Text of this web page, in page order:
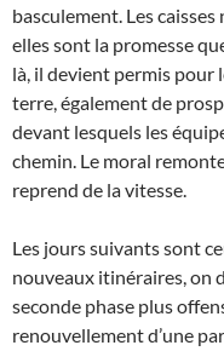
basculement. Les
elles sont la promesse
là, il devient permis pour
terre, également de
devant lesquels les
chemin. Le moral
reprend de la vitesse.
Les jours suivants sont
nouveaux itinéraires, on
seconde phase plus
renouvellement d’une